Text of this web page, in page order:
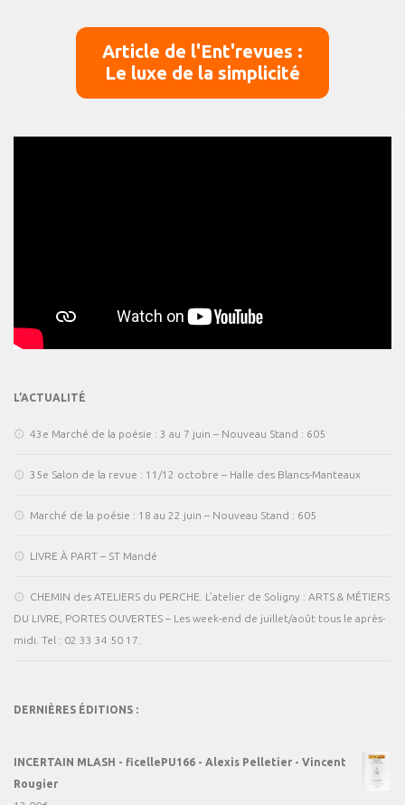
Article de l'Ent'revues :
Le luxe de la simplicité
L’ACTUALITÉ
43e Marché de la poésie : 3 au 7 juin – Nouveau Stand : 605
35e Salon de la revue : 11/12 octobre – Halle des Blancs-Manteaux
Marché de la poésie : 18 au 22 juin – Nouveau Stand : 605
LIVRE À PART – ST Mandé
CHEMIN des ATELIERS du PERCHE. L’atelier de Soligny : ARTS & MÉTIERS
DU LIVRE, PORTES OUVERTES – Les week-end de juillet/août tous le après-
midi. Tel : 02 33 34 50 17.
DERNIÈRES ÉDITIONS :
INCERTAIN MLASH - ficellePU166 - Alexis Pelletier - Vincent
Rougier